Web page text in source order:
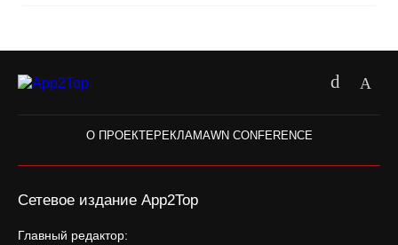
О ПРОЕКТЕРЕКЛАМАWN CONFERENCE
Сетевое издание App2Top
Главный редактор: